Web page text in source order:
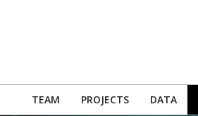
Primary
TEAM PROJECTS DATA